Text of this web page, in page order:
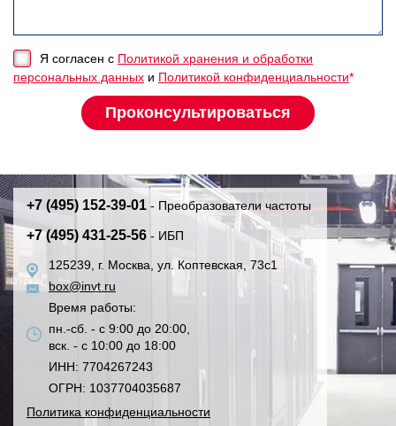
Я согласен с Политикой хранения и обработки
персональных данных и Политикой конфиденциальности*
+7 (495) 152-39-01 - Преобразователи частоты
+7 (495) 431-25-56 - ИБП
125239, г. Москва, ул. Коптевская, 73с1
box@invt.ru
Время работы:
пн.-сб. - с 9:00 до 20:00,
вск. - с 10:00 до 18:00
ИНН: 7704267243
ОГРН: 1037704035687
Политика конфиденциальности